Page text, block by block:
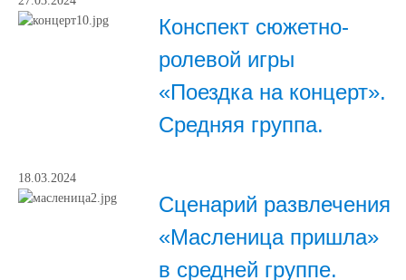
Конспект сюжетно-
ролевой игры
«Поездка на концерт».
Средняя группа.
18.03.2024
Сценарий развлечения
«Масленица пришла»
в средней группе.